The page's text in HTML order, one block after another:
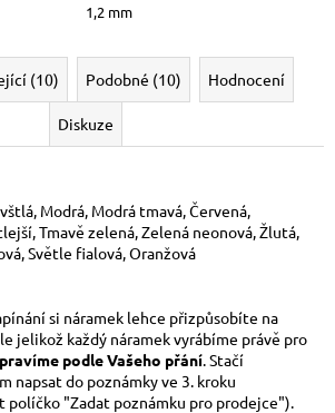
1,2 mm
(10) Podobné (10) Hodnocení
Diskuze
Modrá, Modrá tmavá, Červená,
Tmavě zelená, Zelená neonová, Žlutá,
Světle fialová, Oranžová
si náramek lehce přizpůsobíte na
jelikož každý náramek vyrábíme právě pro
podle Vašeho přání . Stačí
napsat do poznámky ve 3. kroku
políčko "Zadat poznámku pro prodejce").